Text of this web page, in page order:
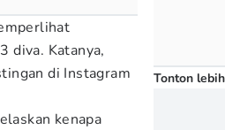
diva. Katanya,
di Instagram
kenapa
Tonton